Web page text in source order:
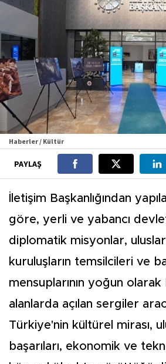
Haberler / Kültür
PAYLAŞ
İletişim Başkanlığından
göre, yerli ve yabancı
diplomatik misyonlar,
kuruluşların temsilcileri ve
mensuplarının yoğun
alanlarda açılan sergiler
Türkiye'nin kültürel mirası,
başarıları, ekonomik ve